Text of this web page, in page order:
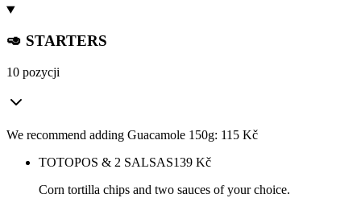
🥑 STARTERS
10 pozycji
We recommend adding Guacamole 150g: 115 Kč
TOTOPOS & 2 SALSAS139 Kč
Corn tortilla chips and two sauces of your choice.